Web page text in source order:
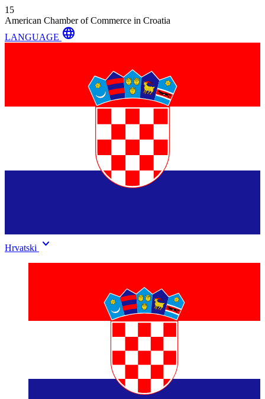
15
American Chamber of Commerce in Croatia
LANGUAGE language
Hrvatski keyboard_arrow_down